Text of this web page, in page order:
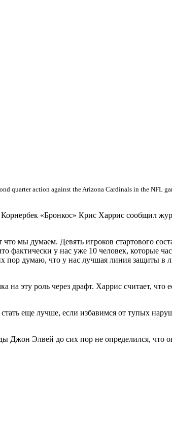
quarter action against the Arizona Cardinals in the NFL
«Бронкос» Крис Харрис сообщил
мы думаем. Девять игроков стартового
фактически у нас уже 10 человек, которые
думаю, что у нас лучшая линия защиты в
эту роль через драфт. Харрис считает, что
еще лучше, если избавимся от тупых
Джон Элвей до сих пор не определился, что